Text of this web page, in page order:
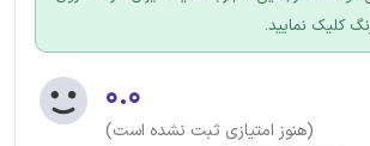
کلیک نمایید.
۰.۰
(هنوز امتیازی ثبت نشده است)